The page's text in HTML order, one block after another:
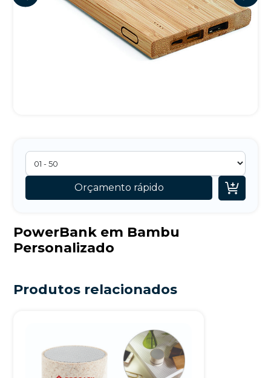
Orçamento rápido 
PowerBank em Bambu
Personalizado
Produtos relacionados
Iniciar conversa